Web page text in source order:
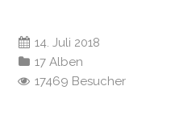
14. Juli 2018
17 Alben
17469 Besucher